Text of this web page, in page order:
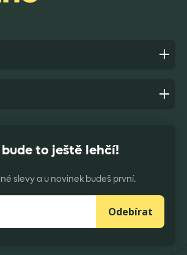
bude to ještě lehčí!
slevy a u novinek budeš první.
Odebírat